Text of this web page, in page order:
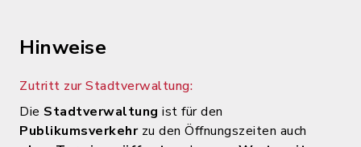
Hinweise
Zutritt zur Stadtverwaltung:
Die Stadtverwaltung ist für den
Publikumsverkehr zu den Öffnungszeiten auch